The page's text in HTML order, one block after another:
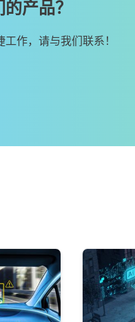
产品？
作，请与我们联系！